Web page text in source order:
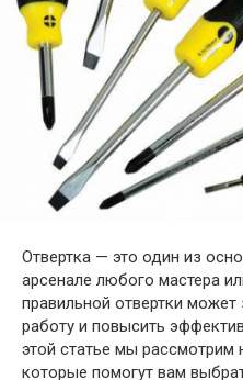
Отвертка — это один из
арсенале любого мастера
правильной отвертки может
работу и повысить
этой статье мы
которые помогут вам